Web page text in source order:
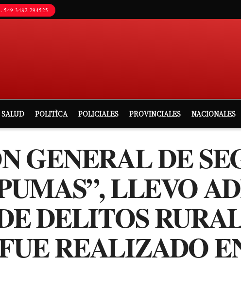
549 3482 294525
SALUD POLITÌCA POLICIALES PROVINCIALES NACIONALES
GENERAL DE
LLEVO
DELITOS
REALIZADO